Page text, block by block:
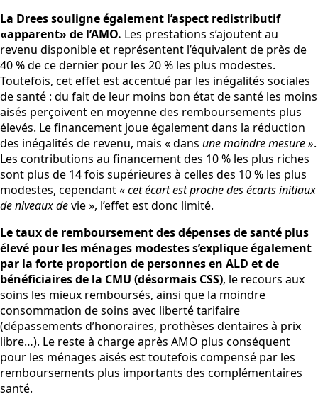
La Drees souligne également l’aspect redistributif
«apparent» de l’AMO. Les prestations s’ajoutent au
revenu disponible et représentent l’équivalent de près de
40 % de ce dernier pour les 20 % les plus modestes.
Toutefois, cet effet est accentué par les inégalités sociales
de santé : du fait de leur moins bon état de santé les moins
aisés perçoivent en moyenne des remboursements plus
élevés. Le financement joue également dans la réduction
des inégalités de revenu, mais « dans une moindre mesure ».
Les contributions au financement des 10 % les plus riches
sont plus de 14 fois supérieures à celles des 10 % les plus
modestes, cependant« cet écart est proche des écarts initiaux
de niveaux devie », l’effet est donc limité.
Le taux de remboursement des dépenses de santé plus
élevé pour les ménages modestes s’explique également
par la forte proportion de personnes en ALD et de
bénéficiaires de la CMU (désormais CSS), le recours aux
soins les mieux remboursés, ainsi que la moindre
consommation de soins avec liberté tarifaire
(dépassements d’honoraires, prothèses dentaires à prix
libre…). Le reste à charge après AMO plus conséquent
pour les ménages aisés est toutefois compensé par les
remboursements plus importants des complémentaires
santé.